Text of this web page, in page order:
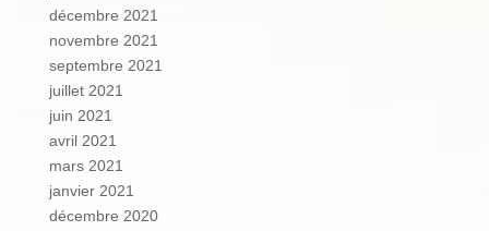
décembre 2021
novembre 2021
septembre 2021
juillet 2021
juin 2021
avril 2021
mars 2021
janvier 2021
décembre 2020